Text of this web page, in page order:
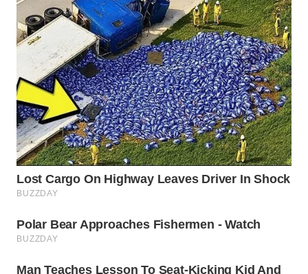
WN
CIANJUR
WN
KEPULAUAN
SERIBU
WN
TANGERANG
WN